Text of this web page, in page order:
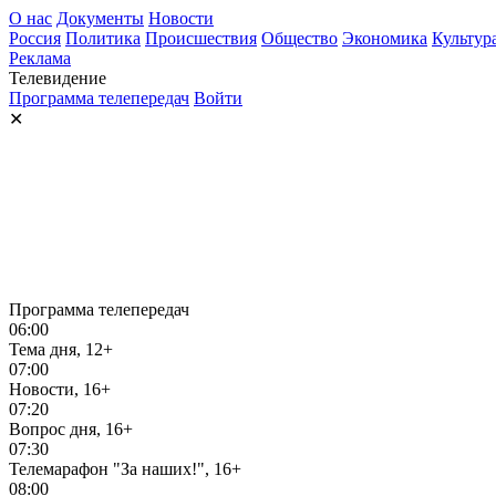
О нас Документы Новости
Россия Политика Происшествия Общество Экономика
Реклама
Телевидение
Программа телепередач Войти
✕
Программа телепередач
06:00
Тема дня, 12+
07:00
Новости, 16+
07:20
Вопрос дня, 16+
07:30
Телемарафон "За наших!", 16+
08:00